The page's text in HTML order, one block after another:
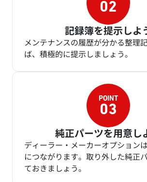
記録簿を提示しよ
メンテナンスの履歴が分かる整理
ば、積極的に提示しましょう。
純正パーツを用意し
ディーラー・メーカーオプション
につながります。取り外した純正
ておきましょう。